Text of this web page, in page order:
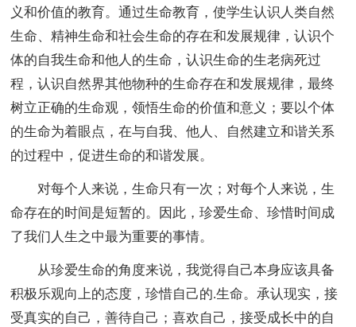
义和价值的教育。通过生命教育，使学生认识人类自然
生命、精神生命和社会生命的存在和发展规律，认识个
体的自我生命和他人的生命，认识生命的生老病死过
程，认识自然界其他物种的生命存在和发展规律，最终
树立正确的生命观，领悟生命的价值和意义；要以个体
的生命为着眼点，在与自我、他人、自然建立和谐关系
的过程中，促进生命的和谐发展。
对每个人来说，生命只有一次；对每个人来说，生
命存在的时间是短暂的。因此，珍爱生命、珍惜时间成
了我们人生之中最为重要的事情。
从珍爱生命的角度来说，我觉得自己本身应该具备
积极乐观向上的态度，珍惜自己的.生命。承认现实，接
受真实的自己，善待自己；喜欢自己，接受成长中的自